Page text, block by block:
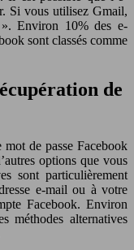
Si vous utilisez Gmail,
». Environ 10% des e-
sont classés comme
de
de passe Facebook
options que vous
sont particulièrement
e-mail ou à votre
Facebook. Environ
méthodes alternatives